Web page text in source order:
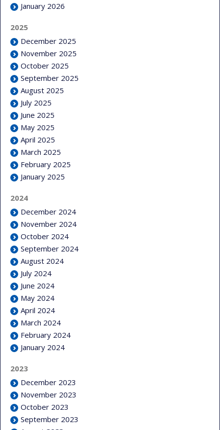
January 2026
2025
December 2025
November 2025
October 2025
September 2025
August 2025
July 2025
June 2025
May 2025
April 2025
March 2025
February 2025
January 2025
2024
December 2024
November 2024
October 2024
September 2024
August 2024
July 2024
June 2024
May 2024
April 2024
March 2024
February 2024
January 2024
2023
December 2023
November 2023
October 2023
September 2023